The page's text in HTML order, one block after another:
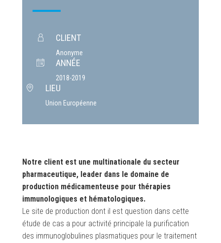
CLIENT
Anonyme
ANNÉE
2018-2019
LIEU
Union Européenne
Notre client est une multinationale du secteur
pharmaceutique, leader dans le domaine de
production médicamenteuse pour thérapies
immunologiques et hématologiques.
Le site de production dont il est question dans cette
étude de cas a pour activité principale la purification
des immunoglobulines plasmatiques pour le traitement